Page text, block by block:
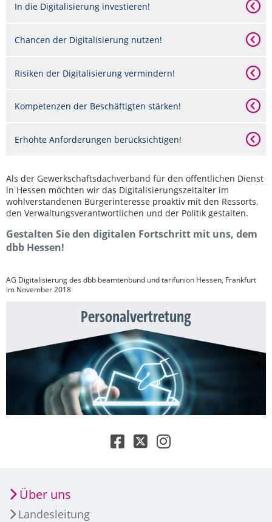
In die Digitalisierung investieren!
Chancen der Digitalisierung nutzen!
Risiken der Digitalisierung vermindern!
Kompetenzen der Beschäftigten stärken!
Erhöhte Anforderungen berücksichtigen!
Als der Gewerkschaftsdachverband für den öffentlichen Dienst
in Hessen möchten wir das Digitalisierungszeitalter im
wohlverstandenen Bürgerinteresse proaktiv mit den Ressorts,
den Verwaltungsverantwortlichen und der Politik gestalten.
Gestalten Sie den digitalen Fortschritt mit uns, dem
dbb Hessen!
AG Digitalisierung des dbb beamtenbund und tarifunion Hessen, Frankfurt
im November 2018
Personalvertretung
Über uns
Landesleitung